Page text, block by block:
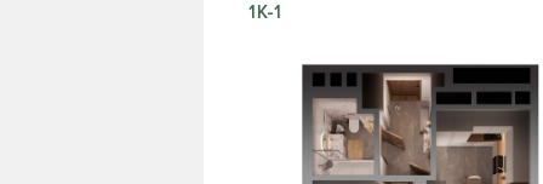
1К-1